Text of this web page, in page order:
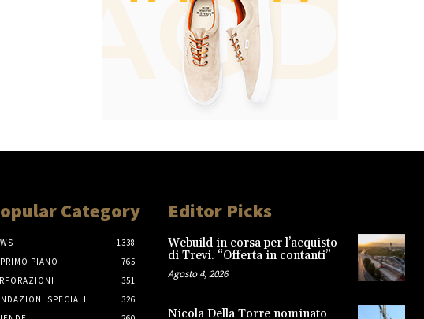
Category
1338
PIANO
765
351
SPECIALI
326
Editor Picks
Webuild in corsa per l’acquisto
di Trevi. “Offerta in contanti”
Agosto 4, 2026
Nicola Della Torre nominato